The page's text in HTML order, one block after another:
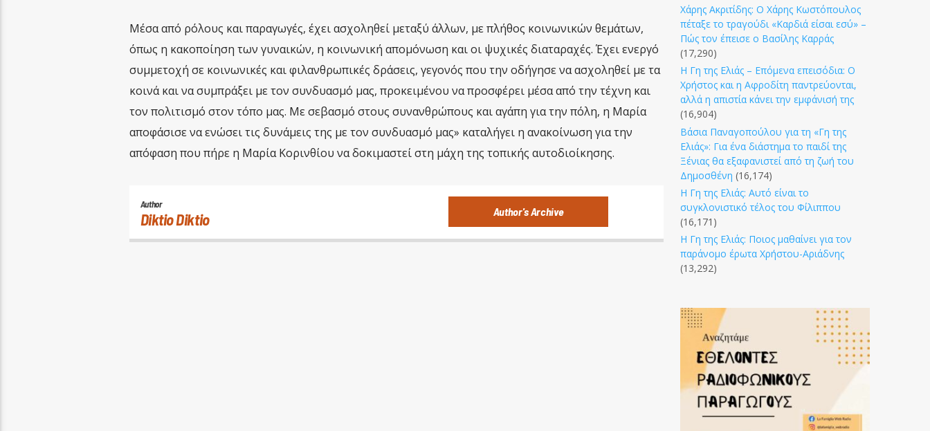
Μέσα από ρόλους και παραγωγές, έχει ασχοληθεί μεταξύ άλλων, με πλήθος κοινωνικών θεμάτων,
όπως η κακοποίηση των γυναικών, η κοινωνική απομόνωση και οι ψυχικές διαταραχές. Έχει ενεργό
συμμετοχή σε κοινωνικές και φιλανθρωπικές δράσεις, γεγονός που την οδήγησε να ασχοληθεί με τα
κοινά και να συμπράξει με τον συνδυασμό μας, προκειμένου να προσφέρει μέσα από την τέχνη και
τον πολιτισμό στον τόπο μας. Με σεβασμό στους συνανθρώπους και αγάπη για την πόλη, η Μαρία
αποφάσισε να ενώσει τις δυνάμεις της με τον συνδυασμό μας» καταλήγει η ανακοίνωση για την
απόφαση που πήρε η Μαρία Κορινθίου να δοκιμαστεί στη μάχη της τοπικής αυτοδιοίκησης.
Author
Diktio Diktio Author's Archive
Χάρης Ακριτίδης: Ο Χάρης Κωστόπουλος
πέταξε το τραγούδι «Καρδιά είσαι εσύ» –
Πώς τον έπεισε ο Βασίλης Καρράς
(17,290)
Η Γη της Ελιάς – Επόμενα επεισόδια: Ο
Χρήστος και η Αφροδίτη παντρεύονται,
αλλά η απιστία κάνει την εμφάνισή της
(16,904)
Βάσια Παναγοπούλου για τη «Γη της
Ελιάς»: Για ένα διάστημα το παιδί της
Ξένιας θα εξαφανιστεί από τη ζωή του
Δημοσθένη (16,174)
Η Γη της Ελιάς: Αυτό είναι το
συγκλονιστικό τέλος του Φίλιππου
(16,171)
Η Γη της Ελιάς: Ποιος μαθαίνει για τον
παράνομο έρωτα Χρήστου-Αριάδνης
(13,292)